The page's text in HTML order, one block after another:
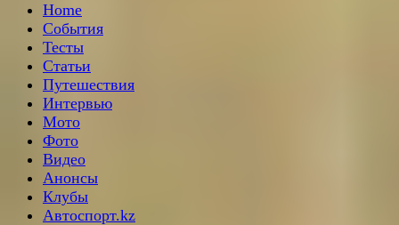
Home
События
Тесты
Статьи
Путешествия
Интервью
Мото
Фото
Видео
Анонсы
Клубы
Автоспорт.kz